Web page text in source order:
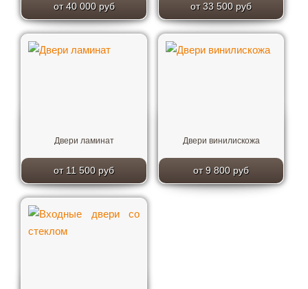
от 40 000 руб от 33 500 руб
Двери ламинат
от 11 500 руб
Двери винилискожа
от 9 800 руб